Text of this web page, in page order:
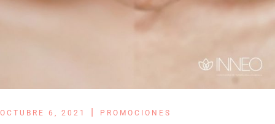
OCTUBRE 6, 2021 PROMOCIONES